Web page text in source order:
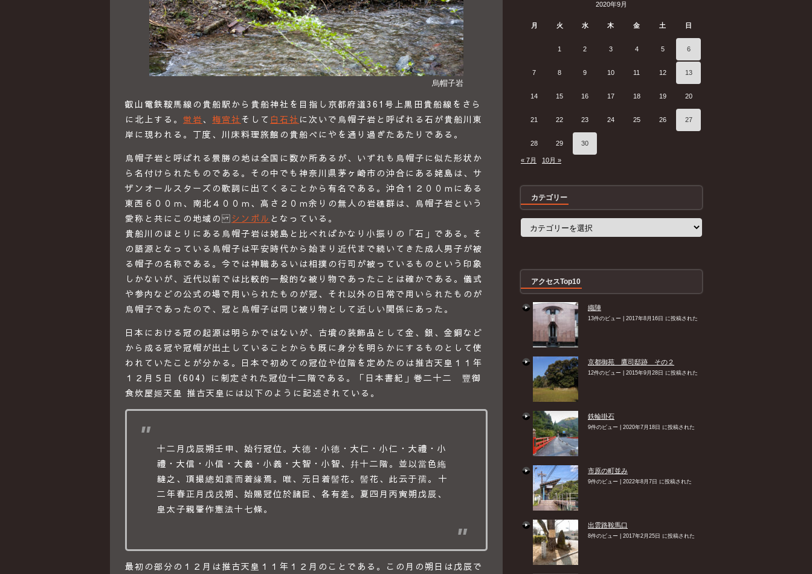
烏帽子岩
叡山電鉄鞍馬線の貴船駅から貴船神社を目指し京都府道361号上黒田貴船線をさら
に北上する。 蛍岩 、 梅宮社 そして 白石社 に次いで烏帽子岩と呼ばれる石が貴船川東
岸に現われる。丁度、川床料理旅館の貴船べにやを通り過ぎたあたりである。
烏帽子岩と呼ばれる景勝の地は全国に数か所あるが、いずれも烏帽子に似た形状か
ら名付けられたものである。その中でも神奈川県茅ヶ崎市の沖合にある姥島は、サ
ザンオールスターズの歌詞に出てくることから有名である。沖合１２００ｍにある
東西６００ｍ、南北４００ｍ、高さ２０ｍ余りの無人の岩礁群は、烏帽子岩という
愛称と共にこの地域のシンボル となっている。
貴船川のほとりにある烏帽子岩は姥島と比べればかなり小振りの「石」である。そ
の語源となっている烏帽子は平安時代から始まり近代まで続いてきた成人男子が被
る帽子の名称である。今では神職あるいは相撲の行司が被っているものという印象
しかないが、近代以前では比較的一般的な被り物であったことは確かである。儀式
や参内などの公式の場で用いられたものが冠、それ以外の日常で用いられたものが
烏帽子であったので、冠と烏帽子は同じ被り物として近しい関係にあった。
日本における冠の起源は明らかではないが、古墳の装飾品として金、銀、金銅など
から成る冠や冠帽が出土していることからも既に身分を明らかにするものとして使
われていたことが分かる。日本で初めての冠位や位階を定めたのは推古天皇１１年
１２月５日（604）に制定された冠位十二階である。「日本書紀」巻二十二 豐御
食炊屋姬天皇 推古天皇には以下のように記述されている。
十二月戊辰朔壬申、始行冠位。大德・小德・大仁・小仁・大禮・小
禮・大信・小信・大義・小義・大智・小智、幷十二階。並以當色絁
縫之、頂撮總如囊而着緣焉。唯、元日着髻花。髻花、此云于孺。 十
二年春正月戊戌朔、始賜冠位於諸臣、各有差。夏四月丙寅朔戊辰、
皇太子親肇作憲法十七條。
最初の部分の１２月は推古天皇１１年１２月のことである。この月の朔日は戊辰で
2020年9月
月 火 水 木 金 土 日
1 2 3 4 5 6
7 8 9 10 11 12 13
14 15 16 17 18 19 20
21 22 23 24 25 26 27
28 29 30
« 7月 10月 »
カテゴリー
カ
アクセスTop10
織陣
13件のビュー 2017年8月16日 に投稿された
京都御苑 鷹司邸跡 その２
12件のビュー 2015年9月28日 に投稿された
鉄輪掛石
9件のビュー 2020年7月18日 に投稿された
市原の町並み
9件のビュー 2022年8月7日 に投稿された
出雲路鞍馬口
8件のビュー 2017年2月25日 に投稿された